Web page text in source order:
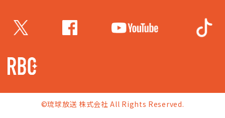
©琉球放送 株式会社 All Rights Reserved.